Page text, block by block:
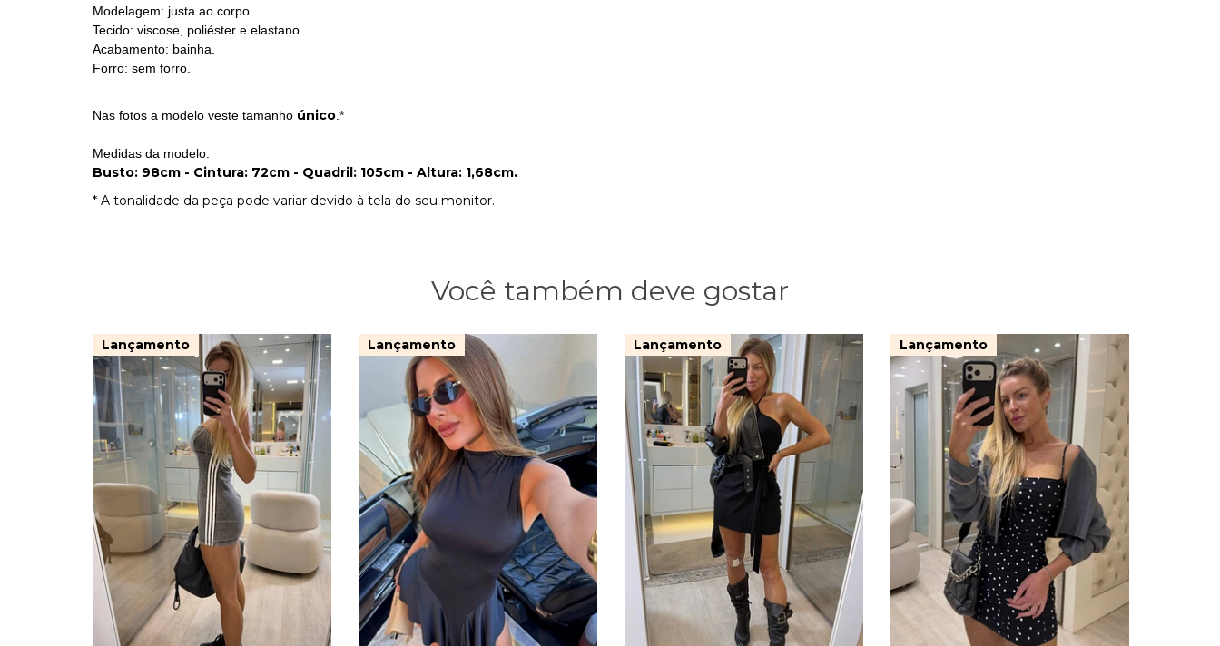
Modelagem: justa ao corpo.
Tecido: viscose, poliéster e elastano.
Acabamento: bainha.
Forro: sem forro.
Nas fotos a modelo veste tamanho único .*
Medidas da modelo.
Busto: 98cm - Cintura: 72cm - Quadril: 105cm - Altura: 1,68cm.
* A tonalidade da peça pode variar devido à tela do seu monitor.
Você também deve gostar
Lançamento Lançamento Lançamento Lançamento